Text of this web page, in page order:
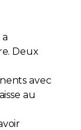
Deux
avec
au